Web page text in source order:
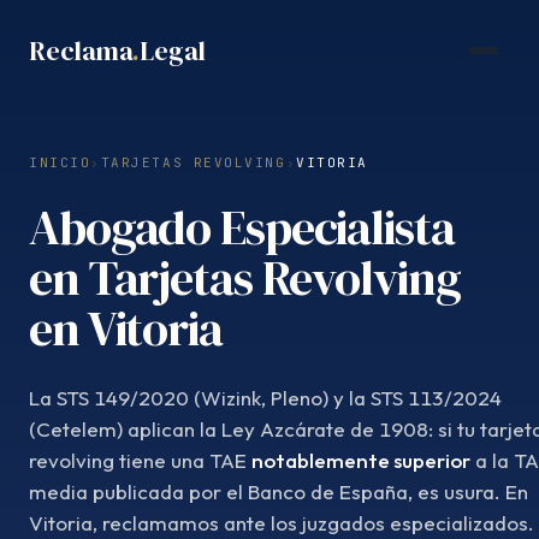
Reclama.Legal
INICIO › TARJETAS REVOLVING ›VITORIA
Abogado Especialista
en Tarjetas Revolving
en Vitoria
La STS 149/2020 (Wizink, Pleno) y la STS 113/2024
(Cetelem) aplican la Ley Azcárate de 1908: si tu
revolving tiene una TAE notablemente superior a la
media publicada por el Banco de España, es usura. En
Vitoria, reclamamos ante los juzgados especializados.